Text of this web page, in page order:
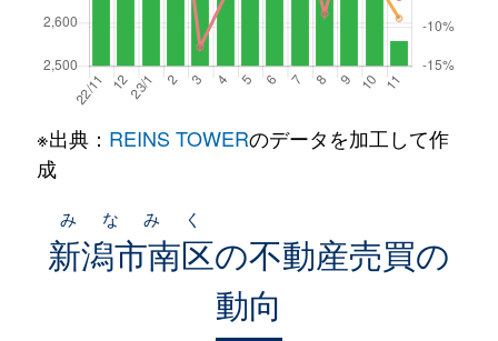
※出典： REINS TOWERのデータを加工して作
成
新潟市南区
みなみく
の不動産売買の
動向